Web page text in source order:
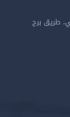
طريق برج